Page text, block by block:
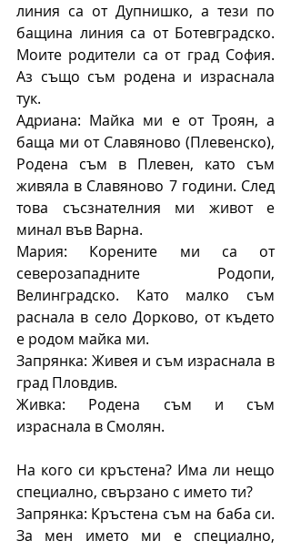
линия са от Дупнишко, а тези по
бащина линия са от Ботевградско.
Моите родители са от град София.
Аз също съм родена и израснала
тук.
Адриана: Майка ми е от Троян, а
баща ми от Славяново (Плевенско),
Родена съм в Плевен, като съм
живяла в Славяново 7 години. След
това съсзнателния ми живот е
минал във Варна.
Мария: Корените ми са от
северозападните Родопи,
Велинградско. Като малко съм
раснала в село Дорково, от където
е родом майка ми.
Запрянка: Живея и съм израснала в
град Пловдив.
Живка: Родена съм и съм
израснала в Смолян.
На кого си кръстена? Има ли нещо
специално, свързано с името ти?
Запрянка: Кръстена съм на баба си.
За мен името ми е специално,